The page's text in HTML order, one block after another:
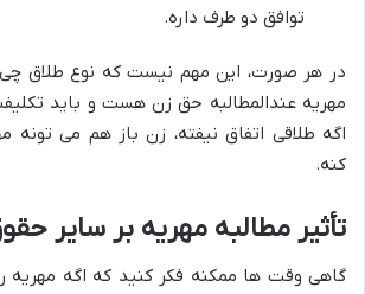
توافق دو طرف داره.
در هر صورت، این مهم نیست که نوع طلاق
مهریه عندالمطالبه حق زن هست و باید
اگه طلاقی اتفاق نیفته، زن باز هم می تونه
کنه.
تأثیر مطالبه مهریه بر سایر
گاهی وقت ها ممکنه فکر کنید که اگه مهریه